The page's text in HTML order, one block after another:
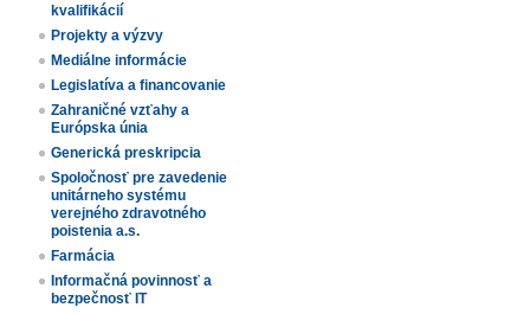
kvalifikácií
Projekty a výzvy
Mediálne informácie
Legislatíva a financovanie
Zahraničné vzťahy a
Európska únia
Generická preskripcia
Spoločnosť pre zavedenie
unitárneho systému
verejného zdravotného
poistenia a.s.
Farmácia
Informačná povinnosť a
bezpečnosť IT